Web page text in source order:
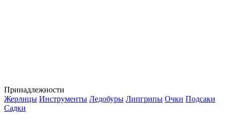
Принадлежности
Жерлицы Инструменты Ледобуры Липгрипы Очки Подсаки
Садки